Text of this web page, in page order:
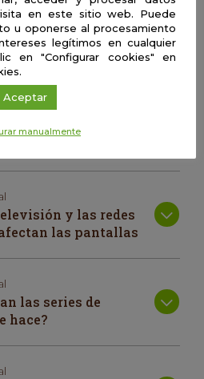
a entender mejor por qué
características muy particulares)
vidas, tanto de pequeños como
Romero
y las redes
las pantallas
las series de
hace?
en este sitio web. Puede
u oponerse al procesamiento
legítimos en cualquier
en "Configurar cookies" en
Aceptar
manualmente